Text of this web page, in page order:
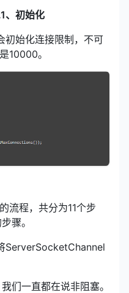
、初始化
初始化连接限制，不可
10000。
流程，共分为11个步
骤。
ServerSocketChannel
们一直都在说非阻塞。